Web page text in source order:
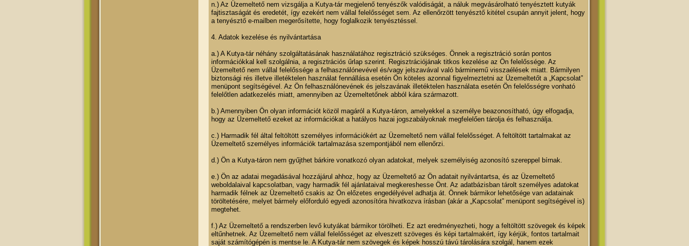
n.) Az Üzemeltető nem vizsgálja a Kutya-tár megjelenő tenyészők valódiságát, a náluk megvásárolható tenyésztett kutyák
fajtisztaságát és eredetét, így ezekért nem vállal felelősséget sem. Az ellenőrzött tenyésztő kitétel csupán annyit jelent, hogy
a tenyésztő e-mailben megerősítette, hogy foglalkozik tenyésztéssel.
4. Adatok kezelése és nyilvántartása
a.) A Kutya-tár néhány szolgáltatásának használatához regisztráció szükséges. Önnek a regisztráció során pontos
információkkal kell szolgálnia, a regisztrációs űrlap szerint. Regisztrációjának titkos kezelése az Ön felelőssége. Az
Üzemeltető nem vállal felelőssége a felhasználónevével és/vagy jelszavával való bárminemű visszaélések miatt. Bármilyen
biztonsági rés illetve illetéktelen használat fennállása esetén Ön köteles azonnal figyelmeztetni az Üzemeltetőt a „Kapcsolat”
menüpont segítségével. Az Ön felhasználónevének és jelszavának illetéktelen használata esetén Ön felelősségre vonható
felelőtlen adatkezelés miatt, amennyiben az Üzemeltetőnek abból kára származott.
b.) Amennyiben Ön olyan információt közöl magáról a Kutya-táron, amelyekkel a személye beazonosítható, úgy elfogadja,
hogy az Üzemeltető ezeket az információkat a hatályos hazai jogszabályoknak megfelelően tárolja és felhasználja.
c.) Harmadik fél által feltöltött személyes információkért az Üzemeltető nem vállal felelősséget. A feltöltött tartalmakat az
Üzemeltető személyes információk tartalmazása szempontjából nem ellenőrzi.
d.) Ön a Kutya-táron nem gyűjthet bárkire vonatkozó olyan adatokat, melyek személyiség azonosító szereppel bírnak.
e.) Ön az adatai megadásával hozzájárul ahhoz, hogy az Üzemeltető az Ön adatait nyilvántartsa, és az Üzemeltető
weboldalaival kapcsolatban, vagy harmadik fél ajánlataival megkereshesse Önt. Az adatbázisban tárolt személyes adatokat
harmadik félnek az Üzemeltető csakis az Ön előzetes engedélyével adhatja át. Önnek bármikor lehetősége van adatainak
töröltetésére, melyet bármely előforduló egyedi azonosítóra hivatkozva írásban (akár a „Kapcsolat” menüpont segítségével is)
megtehet.
f.) Az Üzemeltető a rendszerben levő kutyákat bármikor törölheti. Ez azt eredményezheti, hogy a feltöltött szövegek és képek
eltűnhetnek. Az Üzemeltető nem vállal felelősséget az elveszett szöveges és képi tartalmakért, így kérjük, fontos tartalmait
saját számítógépén is mentse le. A Kutya-tár nem szövegek és képek hosszú távú tárolására szolgál, hanem ezek